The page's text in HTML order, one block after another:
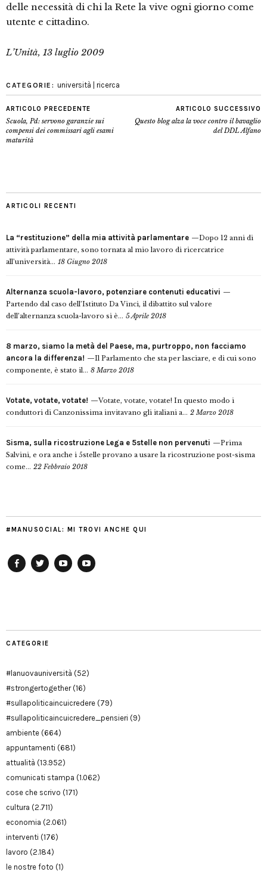
delle necessità di chi la Rete la vive ogni giorno come
utente e cittadino.
L’Unità, 13 luglio 2009
CATEGORIE: università | ricerca
ARTICOLO PRECEDENTE
Scuola, Pd: servono garanzie sui
compensi dei commissari agli esami
maturità
ARTICOLO SUCCESSIVO
Questo blog alza la voce contro il bavaglio
del DDL Alfano
ARTICOLI RECENTI
La “restituzione” della mia attività parlamentare
Dopo 12 anni di
attività parlamentare, sono tornata al mio lavoro di ricercatrice
all’università... 18 Giugno 2018
Alternanza scuola-lavoro, potenziare contenuti educativi
Partendo dal caso dell’Istituto Da Vinci, il dibattito sul valore
dell’alternanza scuola-lavoro si è... 5 Aprile 2018
8 marzo, siamo la metà del Paese, ma, purtroppo, non facciamo
ancora la differenza!
Il Parlamento che sta per lasciare, e di cui sono
componente, è stato il... 8 Marzo 2018
Votate, votate, votate!
Votate, votate, votate! In questo modo i
conduttori di Canzonissima invitavano gli italiani a... 2 Marzo 2018
Sisma, sulla ricostruzione Lega e 5stelle non pervenuti
Prima
Salvini, e ora anche i 5stelle provano a usare la ricostruzione post-sisma
come... 22 Febbraio 2018
#MANUSOCIAL: MI TROVI ANCHE QUI
CATEGORIE
#lanuovauniversità (52)
#strongertogether(16)
#sullapoliticaincuicredere (79)
#sullapoliticaincuicredere_pensieri (9)
ambiente (664)
appuntamenti (681)
attualità (13.952)
comunicati stampa (1.062)
cose che scrivo (171)
cultura (2.711)
economia (2.061)
interventi (176)
lavoro (2.184)
le nostre foto (1)